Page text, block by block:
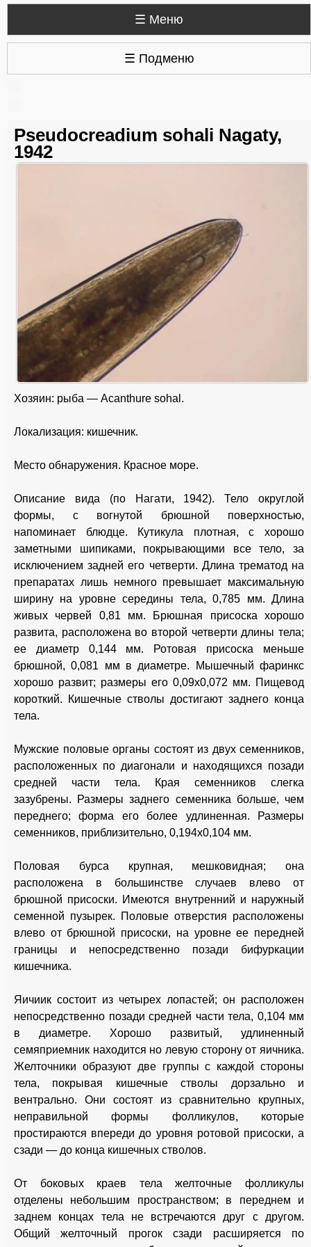
☰ Меню
☰ Подменю
Pseudocreadium sohali Nagaty,
1942
Хозяин: рыба — Acanthure sohal.
Локализация: кишечник.
Место обнаружения. Красное море.
Описание вида (по Нагати, 1942). Тело округлой
формы, с вогнутой брюшной поверхностью,
напоминает блюдце. Кутикула плотная, с хорошо
заметными шипиками, покрывающими все тело, за
исключением задней его четверти. Длина трематод на
препаратах лишь немного превышает максимальную
ширину на уровне середины тела, 0,785 мм. Длина
живых червей 0,81 мм. Брюшная присоска хорошо
развита, расположена во второй четверти длины тела;
ее диаметр 0,144 мм. Ротовая присоска меньше
брюшной, 0,081 мм в диаметре. Мышечный фаринкс
хорошо развит; размеры его 0,09x0,072 мм. Пищевод
короткий. Кишечные стволы достигают заднего конца
тела.
Мужские половые органы состоят из двух семенников,
расположенных по диагонали и находящихся позади
средней части тела. Края семенников слегка
зазубрены. Размеры заднего семенника больше, чем
переднего; форма его более удлиненная. Размеры
семенников, приблизительно, 0,194x0,104 мм.
Половая бурса крупная, мешковидная; она
расположена в большинстве случаев влево от
брюшной присоски. Имеются внутренний и наружный
семенной пузырек. Половые отверстия расположены
влево от брюшной присоски, на уровне ее передней
границы и непосредственно позади бифуркации
кишечника.
Яичиик состоит из четырех лопастей; он расположен
непосредственно позади средней части тела, 0,104 мм
в диаметре. Хорошо развитый, удлиненный
семяприемник находится но левую сторону от яичника.
Желточники образуют две группы с каждой стороны
тела, покрывая кишечные стволы дорзально и
вентрально. Они состоят из сравнительно крупных,
неправильной формы фолликулов, которые
простираются впереди до уровня ротовой присоски, а
сзади — до конца кишечных стволов.
От боковых краев тела желточные фолликулы
отделены небольшим пространством; в переднем и
заднем концах тела не встречаются друг с другом.
Общий желточный прогок сзади расширяется по